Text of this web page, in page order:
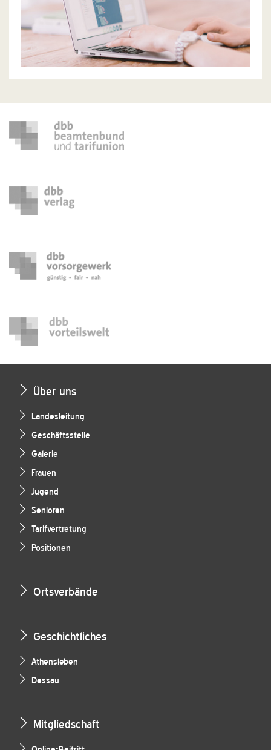
Über uns
Landesleitung
Geschäftsstelle
Galerie
Frauen
Jugend
Senioren
Tarifvertretung
Positionen
Ortsverbände
Geschichtliches
Athensleben
Dessau
Mitgliedschaft